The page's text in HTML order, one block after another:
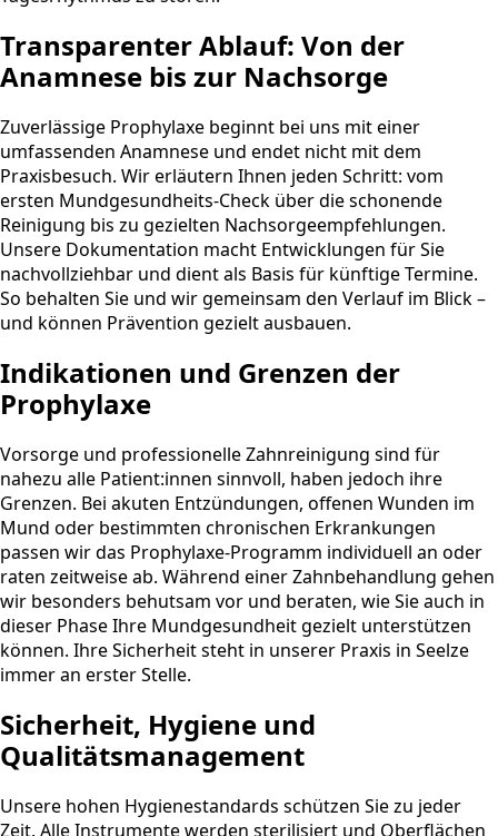
Transparenter Ablauf: Von der
Anamnese bis zur Nachsorge
Zuverlässige Prophylaxe beginnt bei uns mit einer
umfassenden Anamnese und endet nicht mit dem
Praxisbesuch. Wir erläutern Ihnen jeden Schritt: vom
ersten Mundgesundheits-Check über die schonende
Reinigung bis zu gezielten Nachsorgeempfehlungen.
Unsere Dokumentation macht Entwicklungen für Sie
nachvollziehbar und dient als Basis für künftige Termine.
So behalten Sie und wir gemeinsam den Verlauf im Blick –
und können Prävention gezielt ausbauen.
Indikationen und Grenzen der
Prophylaxe
Vorsorge und professionelle Zahnreinigung sind für
nahezu alle Patient:innen sinnvoll, haben jedoch ihre
Grenzen. Bei akuten Entzündungen, offenen Wunden im
Mund oder bestimmten chronischen Erkrankungen
passen wir das Prophylaxe-Programm individuell an oder
raten zeitweise ab. Während einer Zahnbehandlung gehen
wir besonders behutsam vor und beraten, wie Sie auch in
dieser Phase Ihre Mundgesundheit gezielt unterstützen
können. Ihre Sicherheit steht in unserer Praxis in Seelze
immer an erster Stelle.
Sicherheit, Hygiene und
Qualitätsmanagement
Unsere hohen Hygienestandards schützen Sie zu jeder
Zeit. Alle Instrumente werden sterilisiert und Oberflächen